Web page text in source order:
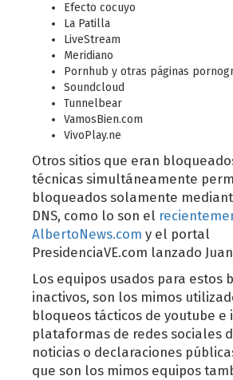
Efecto cocuyo
La Patilla
LiveStream
Meridiano
Pornhub y otras páginas
Soundcloud
Tunnelbear
VamosBien.com
VivoPlay.ne
Otros sitios que eran
técnicas simultáneamente
bloqueados solamente
DNS, como lo son el
AlbertoNews.com y el portal
PresidenciaVE.com lanzado
Los equipos usados para estos
inactivos, son los mimos
bloqueos tácticos de youtube e
plataformas de redes sociales
noticias o declaraciones
que son los mimos equipos